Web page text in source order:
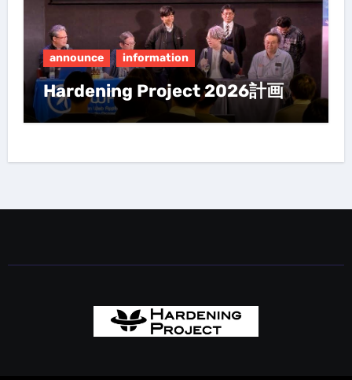
announce information
Hardening Project 2026計画